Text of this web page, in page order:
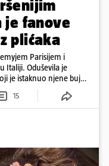
fanove
plićaka
Parisijem i
Italiji. Oduševila je
je istaknuo njene bujne
15